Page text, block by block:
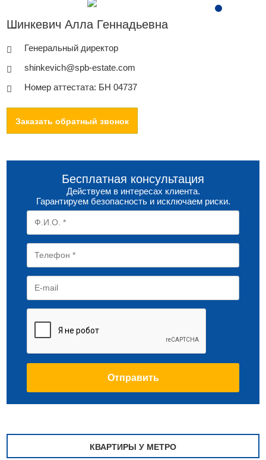
Шинкевич Алла Геннадьевна
Генеральный директор
shinkevich@spb-estate.com
Номер аттестата: БН 04737
Заказать обратный звонок
Бесплатная консультация
Действуем в интересах клиента.
Гарантируем безопасность и исключаем риски.
КВАРТИРЫ У МЕТРО